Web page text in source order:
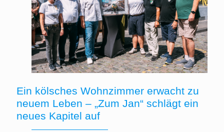
Ein kölsches Wohnzimmer erwacht zu
neuem Leben – „Zum Jan“ schlägt ein
neues Kapitel auf